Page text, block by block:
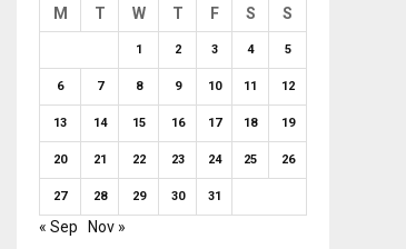
M T W T F S S
1 2 3 4 5
6 7 8 9 10 11 12
13 14 15 16 17 18 19
20 21 22 23 24 25 26
27 28 29 30 31
« Sep Nov »